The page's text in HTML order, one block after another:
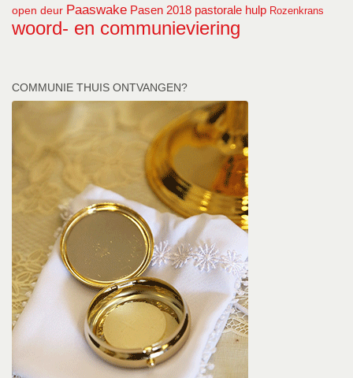
open deur Paaswake Pasen 2018 pastorale hulp Rozenkrans
woord- en communieviering
COMMUNIE THUIS ONTVANGEN?